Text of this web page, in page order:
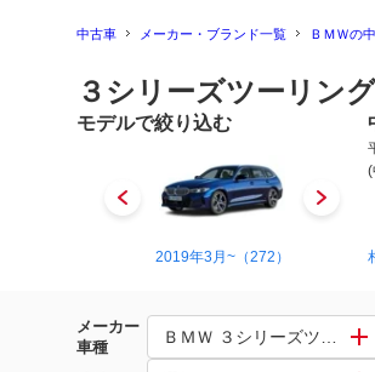
中古車 メーカー・ブランド一覧 ＢＭＷの
３シリーズツーリン
モデルで絞り込む
2019年3月~（272）
(
メーカー
車種
ＢＭＷ ３シリーズツーリン